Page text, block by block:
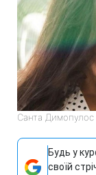
Санта Димопулос
Будь у
своїй